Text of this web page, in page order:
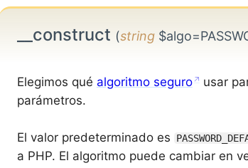
__construct (string
Elegimos qué algoritmo seguro
usar
parámetros.
El valor predeterminado es
a PHP. El algoritmo puede cambiar en